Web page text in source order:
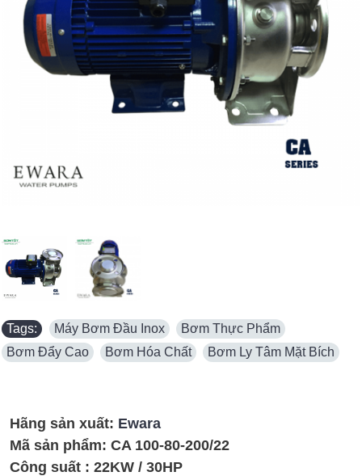
Tags: Máy Bơm Đầu Inox Bơm Thực Phẩm
Bơm Đẩy Cao
Bơm Hóa Chất Bơm Ly Tâm Mặt Bích
Hãng sản xuất: Ewara
Mã sản phẩm: CA 100-80-200/22
Công suất : 22KW / 30HP